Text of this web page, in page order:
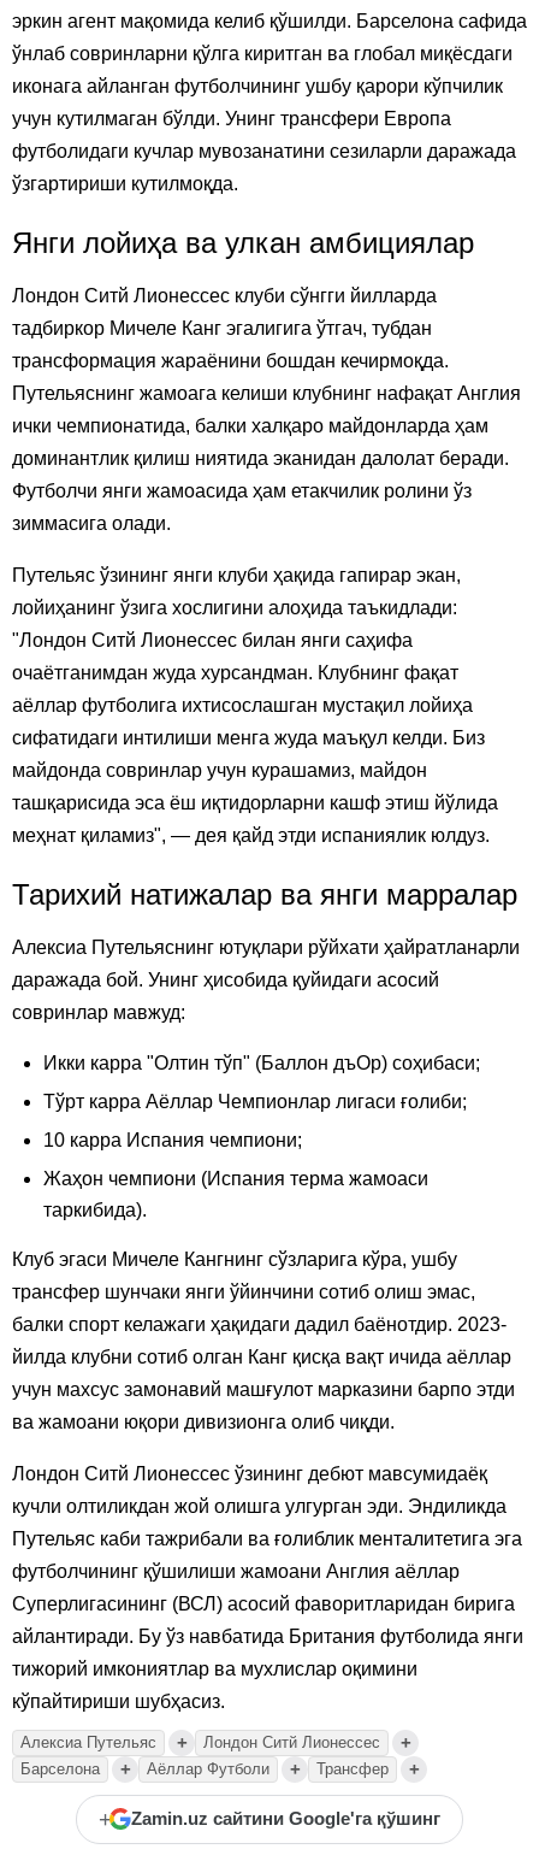
эркин агент мақомида келиб қўшилди. Барселона сафида
ўнлаб совринларни қўлга киритган ва глобал миқёсдаги
иконага айланган футболчининг ушбу қарори кўпчилик
учун кутилмаган бўлди. Унинг трансфери Европа
футболидаги кучлар мувозанатини сезиларли даражада
ўзгартириши кутилмоқда.
Янги лойиҳа ва улкан амбициялар
Лондон Ситй Лионессес клуби сўнгги йилларда
тадбиркор Мичеле Канг эгалигига ўтгач, тубдан
трансформация жараёнини бошдан кечирмоқда.
Путельяснинг жамоага келиши клубнинг нафақат Англия
ички чемпионатида, балки халқаро майдонларда ҳам
доминантлик қилиш ниятида эканидан далолат беради.
Футболчи янги жамоасида ҳам етакчилик ролини ўз
зиммасига олади.
Путельяс ўзининг янги клуби ҳақида гапирар экан,
лойиҳанинг ўзига хослигини алоҳида таъкидлади:
"Лондон Ситй Лионессес билан янги саҳифа
очаётганимдан жуда хурсандман. Клубнинг фақат
аёллар футболига ихтисослашган мустақил лойиҳа
сифатидаги интилиши менга жуда маъқул келди. Биз
майдонда совринлар учун курашамиз, майдон
ташқарисида эса ёш иқтидорларни кашф этиш йўлида
меҳнат қиламиз", — дея қайд этди испаниялик юлдуз.
Тарихий натижалар ва янги марралар
Алексиа Путельяснинг ютуқлари рўйхати ҳайратланарли
даражада бой. Унинг ҳисобида қуйидаги асосий
совринлар мавжуд:
Икки карра "Олтин тўп" (Баллон дъОр) соҳибаси;
Тўрт карра Аёллар Чемпионлар лигаси ғолиби;
10 карра Испания чемпиони;
Жаҳон чемпиони (Испания терма жамоаси
таркибида).
Клуб эгаси Мичеле Кангнинг сўзларига кўра, ушбу
трансфер шунчаки янги ўйинчини сотиб олиш эмас,
балки спорт келажаги ҳақидаги дадил баёнотдир. 2023-
йилда клубни сотиб олган Канг қисқа вақт ичида аёллар
учун махсус замонавий машғулот марказини барпо этди
ва жамоани юқори дивизионга олиб чиқди.
Лондон Ситй Лионессес ўзининг дебют мавсумидаёқ
кучли олтиликдан жой олишга улгурган эди. Эндиликда
Путельяс каби тажрибали ва ғолиблик менталитетига эга
футболчининг қўшилиши жамоани Англия аёллар
Суперлигасининг (ВСЛ) асосий фаворитларидан бирига
айлантиради. Бу ўз навбатида Британия футболида янги
тижорий имкониятлар ва мухлислар оқимини
кўпайтириши шубҳасиз.
Алексиа Путельяс + Лондон Ситй Лионессес +
Барселона + Аёллар Футболи + Трансфер +
+ Zamin.uz сайтини Google'га қўшинг